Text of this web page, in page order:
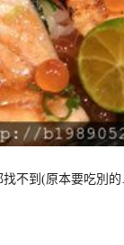
不到(原本要吃別